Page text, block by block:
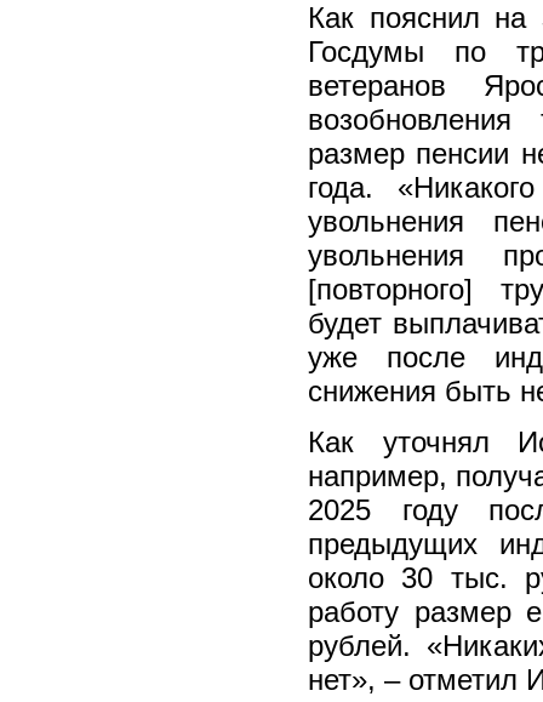
Как пояснил на
Госдумы по
ветеранов
размер пенсии
года.
увольнения
увольнения
[повторного]
будет
уже после
снижения быть
Как уточнял
например,
2025 году
предыдущих
около 30 тыс.
работу размер
рублей.
нет», – отметил